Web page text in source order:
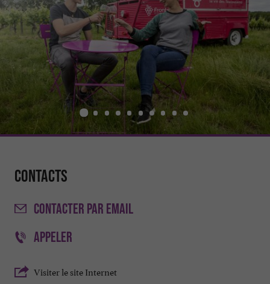
Contacts
CONTACTER PAR EMAIL
APPELER
Visiter le site Internet